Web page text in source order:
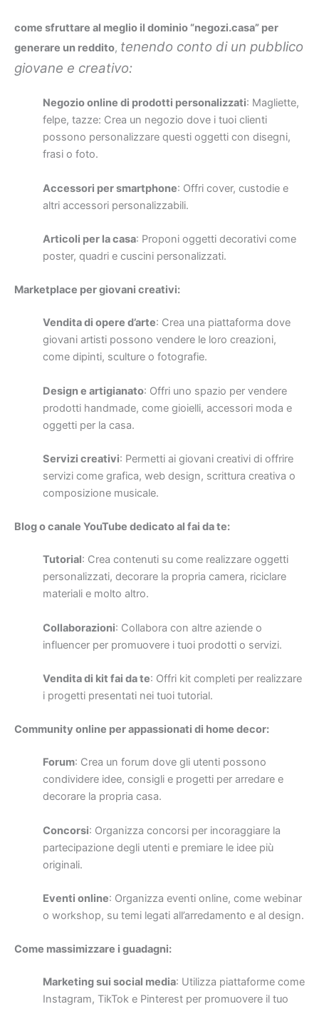
come sfruttare al meglio il dominio “negozi.casa” per
generare un reddito, tenendo conto di un pubblico
giovane e creativo:
Negozio online di prodotti personalizzati: Magliette,
felpe, tazze: Crea un negozio dove i tuoi clienti
possono personalizzare questi oggetti con disegni,
frasi o foto.
Accessori per smartphone: Offri cover, custodie e
altri accessori personalizzabili.
Articoli per la casa: Proponi oggetti decorativi come
poster, quadri e cuscini personalizzati.
Marketplace per giovani creativi:
Vendita di opere d’arte: Crea una piattaforma dove
giovani artisti possono vendere le loro creazioni,
come dipinti, sculture o fotografie.
Design e artigianato: Offri uno spazio per vendere
prodotti handmade, come gioielli, accessori moda e
oggetti per la casa.
Servizi creativi: Permetti ai giovani creativi di offrire
servizi come grafica, web design, scrittura creativa o
composizione musicale.
Blog o canale YouTube dedicato al fai da te:
Tutorial: Crea contenuti su come realizzare oggetti
personalizzati, decorare la propria camera, riciclare
materiali e molto altro.
Collaborazioni: Collabora con altre aziende o
influencer per promuovere i tuoi prodotti o servizi.
Vendita di kit fai da te: Offri kit completi per realizzare
i progetti presentati nei tuoi tutorial.
Community online per appassionati di home decor:
Forum: Crea un forum dove gli utenti possono
condividere idee, consigli e progetti per arredare e
decorare la propria casa.
Concorsi: Organizza concorsi per incoraggiare la
partecipazione degli utenti e premiare le idee più
originali.
Eventi online: Organizza eventi online, come webinar
o workshop, su temi legati all’arredamento e al design.
Come massimizzare i guadagni:
Marketing sui social media: Utilizza piattaforme come
Instagram, TikTok e Pinterest per promuovere il tuo